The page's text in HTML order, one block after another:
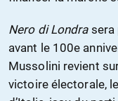
Nero di Londrasera
avant le 100e
Mussolini revient
victoire électorale,